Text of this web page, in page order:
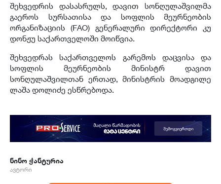
შეხვედრის დასასრულს, დავით სონღულაშვილმა
გაეროს სურსათისა და სოფლის მეურნეობის
ორგანიზაციის (FAO) გენერალური დირექტორი კუ
დონჟუ საქართველოში მოიწვია.
შეხვედრას საქართველოს გარემოს დაცვისა და
სოფლის მეურნეობის მინისტრ დავით
სონღულაშვილთან ერთად, მინისტრის მოადგილე
ლაშა დოლიძე ესწრებოდა.
ნინო ჭანტურია
ავტორი